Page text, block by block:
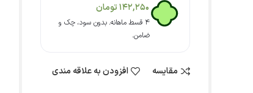
142,250تومان
۴ قسط ماهانه. بدون سود، چک و
ضامن.
مقایسه افزودن به علاقه مندی